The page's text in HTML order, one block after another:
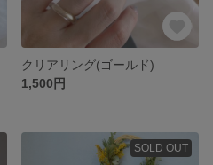
クリアリング(ゴールド)
1,500円
SOLD OUT